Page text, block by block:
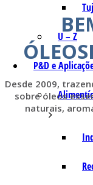
U – Z
P&D e
Desde 2009,
sobre óleos
naturais,